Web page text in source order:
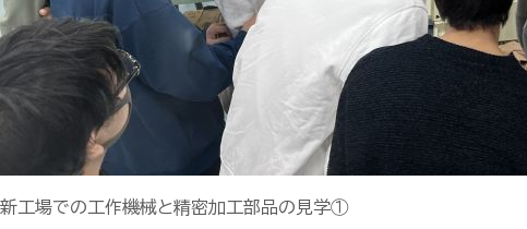
新工場での工作機械と精密加工部品の見学①